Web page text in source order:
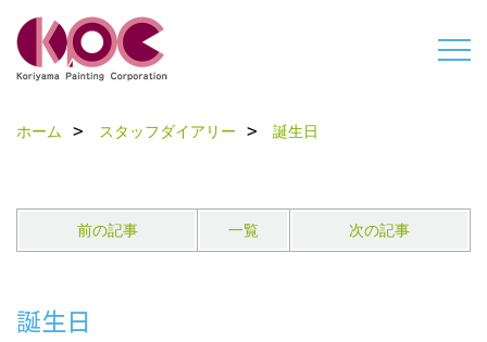
ホーム スタッフダイアリー 誕生日
前の記事 一覧 次の記事
誕生日